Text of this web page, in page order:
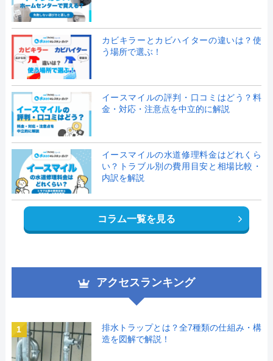
カビキラーとカビハイターの違いは？使
う場所で選ぶ！
イースマイルの評判・口コミはどう？料
金・対応・注意点を中立的に解説
イースマイルの水道修理料金はどれくら
い？トラブル別の費用目安と相場比較・
内訳を解説
コラム一覧を見る
アクセスランキング
1
排水トラップとは？全7種類の仕組み・構
造を図解で解説！